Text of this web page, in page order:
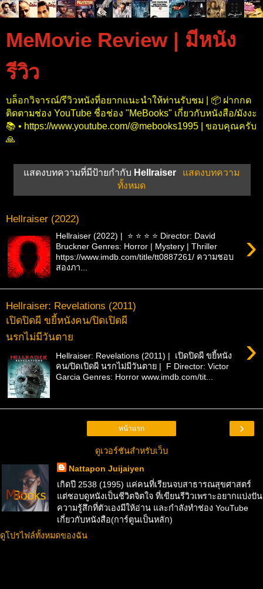
MeMovie Review | มีหนัง
รีวิว
บล็อกวิจารณ์/รีวิวหนังที่อยากแนะนำให้ท่านรับชม | 📦 ฝากกด
ติดตามช่อง YouTube ชื่อช่อง "MeBooks" เกี่ยวกับหนังสือ/มังงะ
📚 • https://www.youtube.com/@mebooks1995 | ขอบคุณครับ
🙏
แสดงบทความที่มีป้ายกำกับ Hellraiser
แสดงบทความ
ทั้งหมด
Hellraiser (2022)
›
Hellraiser (2022) | ⭐ ⭐ ⭐ ⭐ Director: David
Bruckner Genres: Horror | Mystery | Thriller
https://www.imdb.com/title/tt0887261/ ความชอบ
สองภา...
Hellraiser: Revelations (2011)
เปิดปิดผี ขยี้หนังคน/ปิดเปิดผี
นรกไม่มีวันตาย
›
Hellraiser: Revelations (2011) | เปิดปิดผี ขยี้หนัง
คน/ปิดเปิดผี นรกไม่มีวันตาย | F Director: Victor
Garcia Genres: Horror www.imdb.com/tit...
›
หน้าแรก
ดูเวอร์ชันสำหรับเว็บ
Nattapon Juijaiyen
เกิดปี 2538 (1995) แค่คนที่เรียนจบสาธารณสุขศาสตร์
แต่ชอบดูหนังเป็นชีวิตจิตใจ ที่เขียนรีวิวเพราะอยากแบ่งปัน
ความรู้สึกที่ตัวเองมีให้อ่าน และกำลังทำช่อง YouTube
เกี่ยวกับหนังสือ(การ์ตูนเป็นหลัก)
ดูโปรไฟล์ทั้งหมดของฉัน